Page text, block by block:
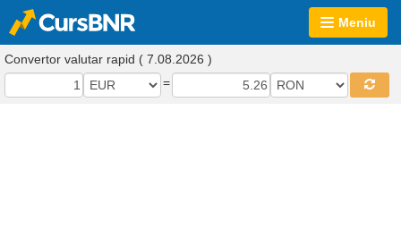
Meniu
Convertor valutar rapid ( 7.08.2026 )
=